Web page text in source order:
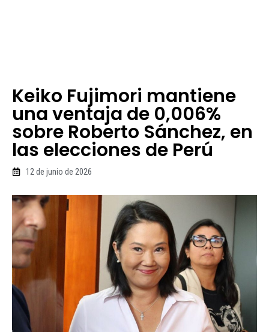
Keiko Fujimori mantiene
una ventaja de 0,006%
sobre Roberto Sánchez, en
las elecciones de Perú
12 de junio de 2026